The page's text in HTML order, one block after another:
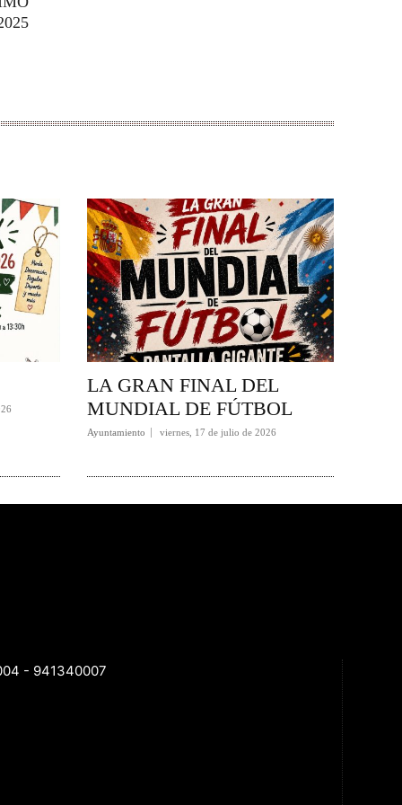
LA GRAN FINAL DEL
MUNDIAL DE FÚTBOL
Ayuntamiento viernes, 17 de julio de 2026
- 941340007